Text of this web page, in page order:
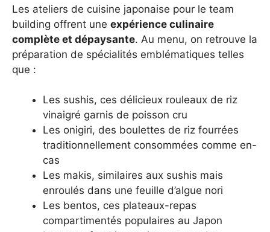
Les ateliers de cuisine japonaise pour le team
building offrent une expérience culinaire
complète et dépaysante. Au menu, on retrouve la
préparation de spécialités emblématiques telles
que :
Les sushis, ces délicieux rouleaux de riz
vinaigré garnis de poisson cru
Les onigiri, des boulettes de riz fourrées
traditionnellement consommées comme en-
cas
Les makis, similaires aux sushis mais
enroulés dans une feuille d’algue nori
Les bentos, ces plateaux-repas
compartimentés populaires au Japon